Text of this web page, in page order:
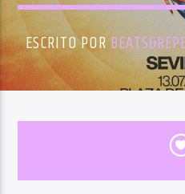
ESCRITO POR